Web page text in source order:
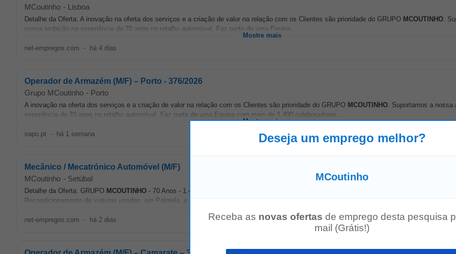
MCoutinho - Lisboa
Detalhe da Oferta: A inovação na oferta dos serviços e a criação de valor na relação com os Clientes são prioridade do GRUPO MCOUTINHO.
nossa ambição na experiência de 70 anos no retalho automóvel. Faz parte de uma Equipa...
Mostre mais
net-empregos.com - há 4 dias
Operador de Armazém (M/F) – Porto - 376/2026
Grupo MCoutinho - Porto
A inovação na oferta dos serviços e a criação de valor na relação com os Clientes são prioridade do GRUPO MCOUTINHO. Suportamos a nossa
experiência de 70 anos no retalho automóvel. Faz parte de uma Equipa com mais de 1.400 colaboradores...
Mostre mais
sapo.pt - há 1 semana
Mecânico / Mecatrónico Automóvel (M/F)
MCoutinho - Setúbal
Detalhe da Oferta: GRUPO MCOUTINHO - 70 Anos - 1.400 Colaboradores - Trabalha 4 dias por semana. Descansa 3. Junta-te a nós no novo
Recondicionamento de viaturas usadas, em Palmela, e integra uma equipa criada de raiz num projeto...
net-empregos.com - há 2 dias
Deseja um emprego melhor?
MCoutinho
Receba as novas ofertas de emprego desta pesquisa
mail (Grátis!)